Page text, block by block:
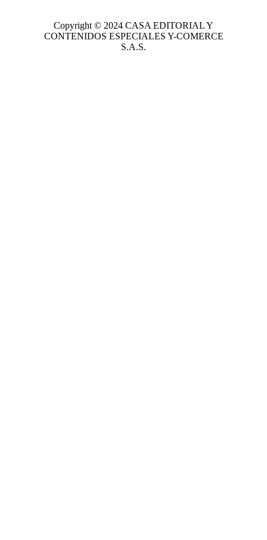
Copyright © 2024 CASA EDITORIALY
CONTENIDOS ESPECIALES Y-COMERCE
S.A.S.